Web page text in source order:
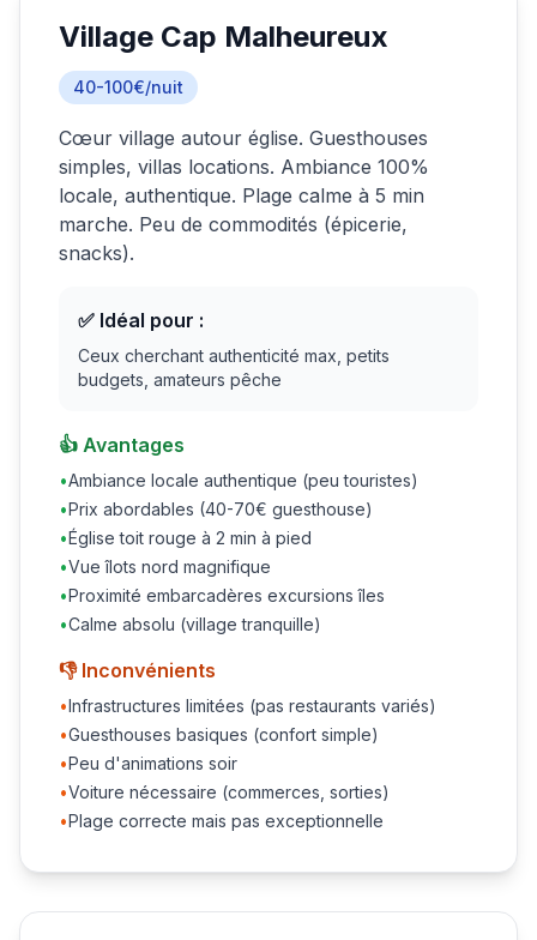
Village Cap Malheureux
40-100€/nuit
Cœur village autour église. Guesthouses
simples, villas locations. Ambiance 100%
locale, authentique. Plage calme à 5 min
marche. Peu de commodités (épicerie,
snacks).
✅ Idéal pour :
Ceux cherchant authenticité max, petits
budgets, amateurs pêche
👍 Avantages
•Ambiance locale authentique (peu touristes)
•Prix abordables (40-70€ guesthouse)
•Église toit rouge à 2 min à pied
•Vue îlots nord magnifique
•Proximité embarcadères excursions îles
•Calme absolu (village tranquille)
👎 Inconvénients
•Infrastructures limitées (pas restaurants variés)
•Guesthouses basiques (confort simple)
•Peu d'animations soir
•Voiture nécessaire (commerces, sorties)
•Plage correcte mais pas exceptionnelle